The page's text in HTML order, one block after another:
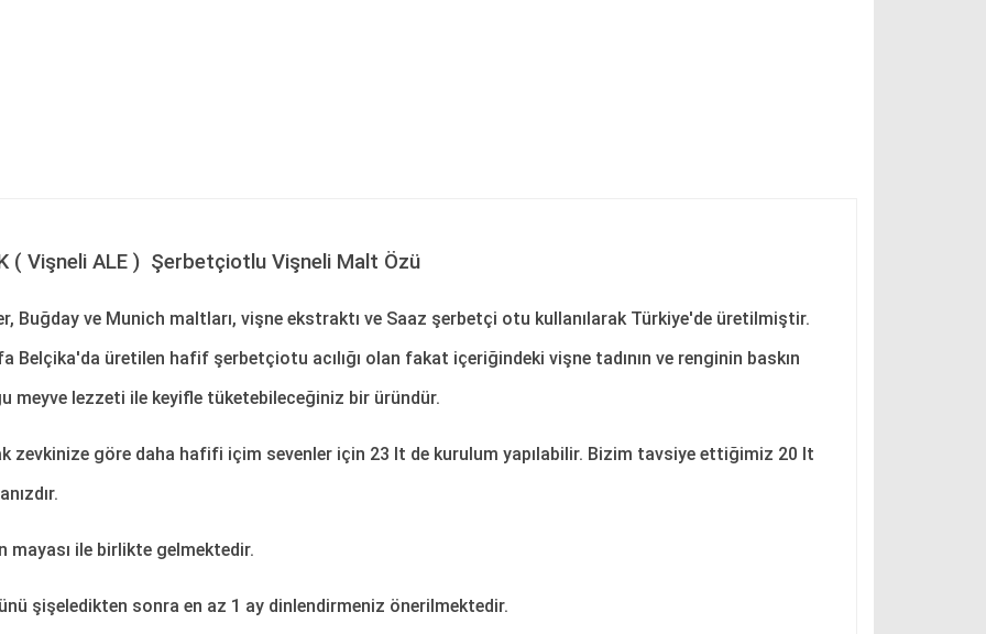
( Vişneli ALE ) Şerbetçiotlu Vişneli Malt Özü
Buğday ve Munich maltları, vişne ekstraktı ve Saaz şerbetçi otu kullanılarak Türkiye'de üretilmiştir.
Belçika'da üretilen hafif şerbetçiotu acılığı olan fakat içeriğindeki vişne tadının ve renginin baskın
meyve lezzeti ile keyifle tüketebileceğiniz bir üründür.
zevkinize göre daha hafifi içim sevenler için 23 lt de kurulum yapılabilir. Bizim tavsiye ettiğimiz 20 lt
mayası ile birlikte gelmektedir.
şişeledikten sonra en az 1 ay dinlendirmeniz önerilmektedir.